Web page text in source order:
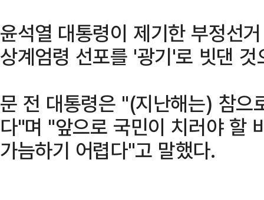
윤석열 대통령이 제기한 부정선
상계엄령 선포를 '광기'로 빗댄 것
문 전 대통령은 "(지난해는) 참으
다"며 "앞으로 국민이 치러야 할
가늠하기 어렵다"고 말했다.